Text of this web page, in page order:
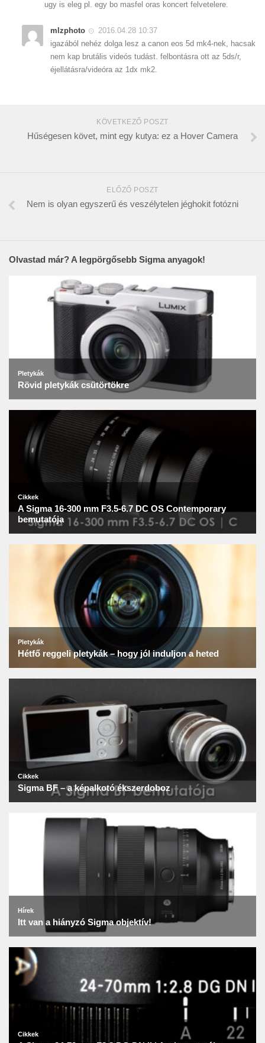
ugy is eleg pl. egy bo masfel oras koncert felvetelere.
mlzphoto
2016.04.28 10:37
igazából nehéz dolga lesz a canon eos 5d mk4-nek, hacsak
nem kap brutális videós tudást. felbontásra ott az 5ds/r,
éjellátásra/videóra az 1dx mk2.
KÖVETKEZŐ POSZT
Hűségesen követ, mint egy kutya: ez a Hover Camera
ELŐZŐ POSZT
Nem is olyan egyszerű és veszélytelen jéghokit fotózni
Olvastad már? A legpörgősebb Sigma anyagok!